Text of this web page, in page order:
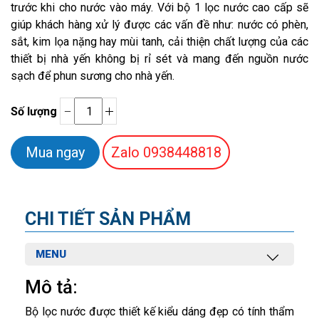
trước khi cho nước vào máy. Với bộ 1 lọc nước cao cấp sẽ
giúp khách hàng xử lý được các vấn đề như: nước có phèn,
sắt, kim lọa nặng hay mùi tanh, cải thiện chất lượng của các
thiết bị nhà yến không bị rỉ sét và mang đến nguồn nước
sạch để phun sương cho nhà yến.
Số lượng
Zalo 0938448818
CHI TIẾT SẢN PHẨM
MENU
Mô tả:
Bộ lọc nước được thiết kế kiểu dáng đẹp có tính thẩm